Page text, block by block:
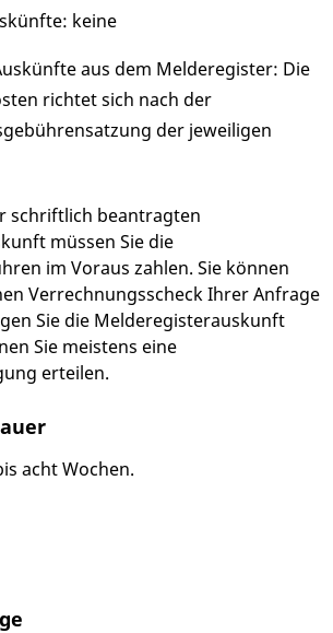
keine
aus dem Melderegister: Die
richtet sich nach der
der jeweiligen
schriftlich beantragten
müssen Sie die
im Voraus zahlen. Sie können
Verrechnungsscheck Ihrer Anfrage
Sie die Melderegisterauskunft
Sie meistens eine
erteilen.
acht Wochen.